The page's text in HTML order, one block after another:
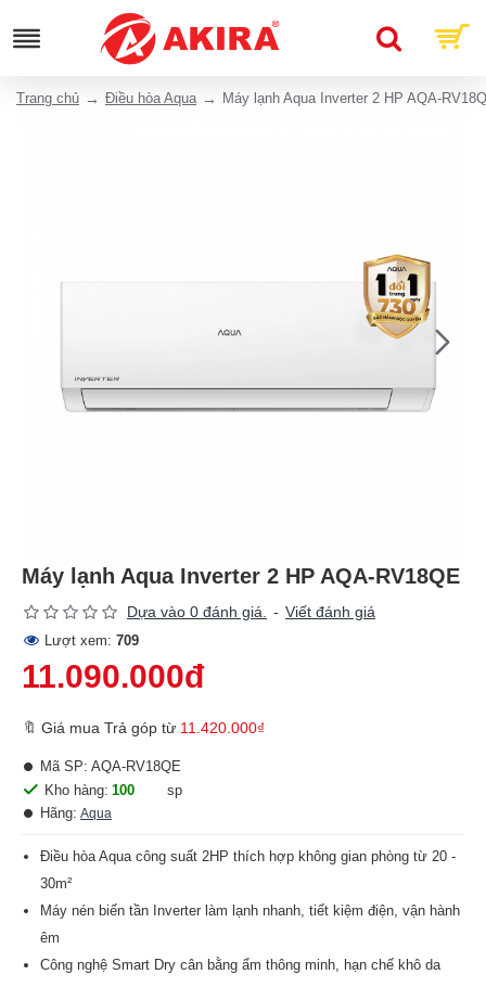
Trang chủ Điều hòa Aqua Máy lạnh Aqua Inverter 2 HP AQA-
Máy lạnh Aqua Inverter 2 HP AQA-RV18QE
Dựa vào 0 đánh giá. - Viết đánh giá
Lượt xem: 709
11.090.000đ
🔖 Giá mua Trả góp từ 11.420.000₫
Kho hàng: 100
sp
Hãng: Aqua
Mã SP: AQA-RV18QE
Điều hòa Aqua công suất 2HP thích hợp không gian phòng từ 20 -
30m²
Máy nén biến tần Inverter làm lạnh nhanh, tiết kiệm điện, vận hành
êm
Công nghệ Smart Dry cân bằng ẩm thông minh, hạn chế khô da